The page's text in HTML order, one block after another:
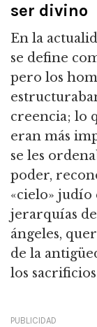
ser divino
En la
se define
pero los
creencia; lo
eran más
se les
poder,
«cielo» judío
jerarquías
ángeles,
de la
los
PUBLICIDAD